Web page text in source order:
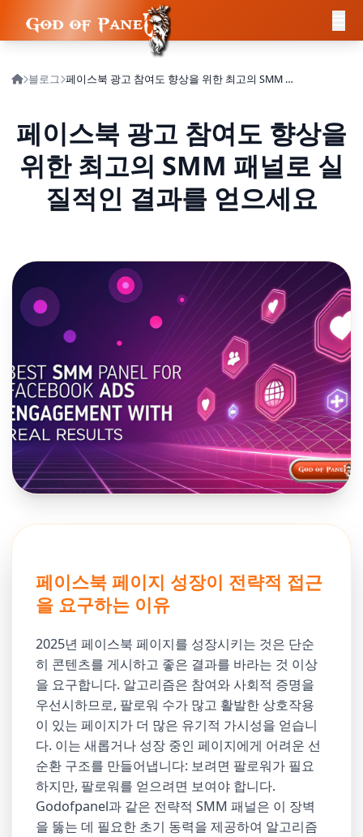
블로그 페이스북 광고 참여도 향상을 위한 최고의 SMM 패널로 실질적인 결과를 얻으세요
페이스북 광고 참여도 향상을
위한 최고의 SMM 패널로 실
질적인 결과를 얻으세요
페이스북 페이지 성장이 전략적 접근
을 요구하는 이유
2025년 페이스북 페이지를 성장시키는 것은 단순
히 콘텐츠를 게시하고 좋은 결과를 바라는 것 이상
을 요구합니다. 알고리즘은 참여와 사회적 증명을
우선시하므로, 팔로워 수가 많고 활발한 상호작용
이 있는 페이지가 더 많은 유기적 가시성을 얻습니
다. 이는 새롭거나 성장 중인 페이지에게 어려운 선
순환 구조를 만들어냅니다: 보려면 팔로워가 필요
하지만, 팔로워를 얻으려면 보여야 합니다.
Godofpanel과 같은 전략적 SMM 패널은 이 장벽
을 뚫는 데 필요한 초기 동력을 제공하여 알고리즘